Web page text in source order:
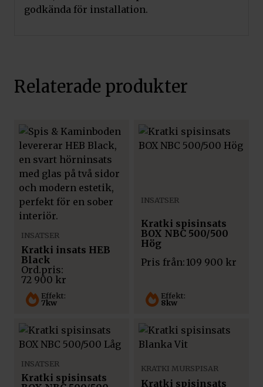
godkända för installation.
Relaterade produkter
Effekt:
7kw
INSATSER
Kratki insats HEB
Black
72 900 kr
Effekt:
8kw
INSATSER
Kratki spisinsats
BOX NBC 500/500
Hög
Pris från: 109 900 kr
INSATSER
Kratki spisinsats
KRATKI MURSPISAR
Kratki spisinsats